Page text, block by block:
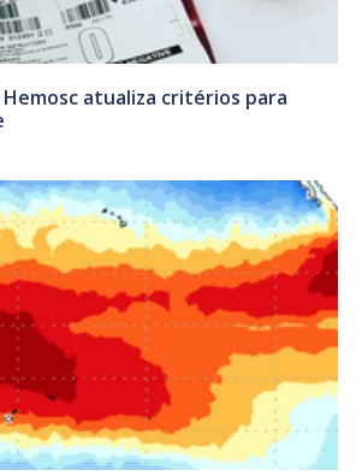
Hemosc atualiza critérios para